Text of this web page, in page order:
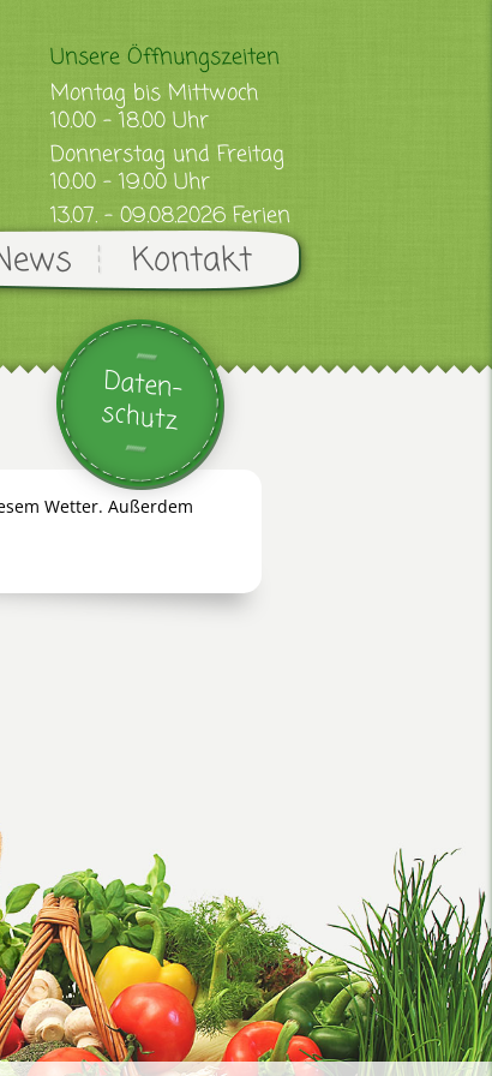
Kontakt
Unsere Öffnungszeiten
Montag bis Mittwoch
10.00 - 18.00 Uhr
Donnerstag und Freitag
10.00 - 19.00 Uhr
13.07. - 09.08.2026 Ferien
Daten-
schutz
Wetter. Außerdem